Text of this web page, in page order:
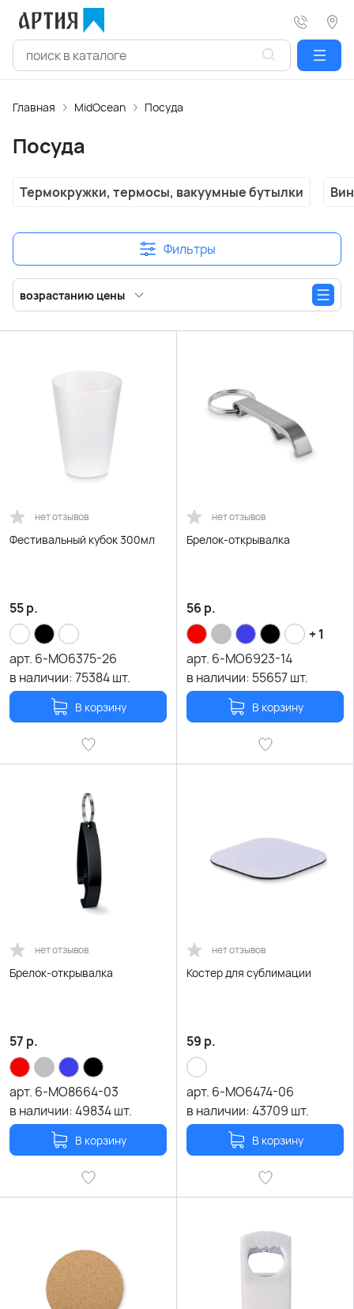
Главная MidOcean Посуда
Посуда
Термокружки, термосы, вакуумные бутылки
Фильтры
возрастанию цены
нет отзывов
Фестивальный кубок 300мл
55р.
арт. 6-MO6375-26
в наличии:75384шт.
В корзину
нет отзывов
Брелок-открывалка
56 р.
+ 1
арт. 6-MO6923-14
в наличии: 55657шт.
В корзину
нет отзывов
Брелок-открывалка
57 р.
арт. 6-MO8664-03
в наличии:49834шт.
В корзину
нет отзывов
Костер для сублимации
59 р.
арт. 6-MO6474-06
в наличии:43709 шт.
В корзину